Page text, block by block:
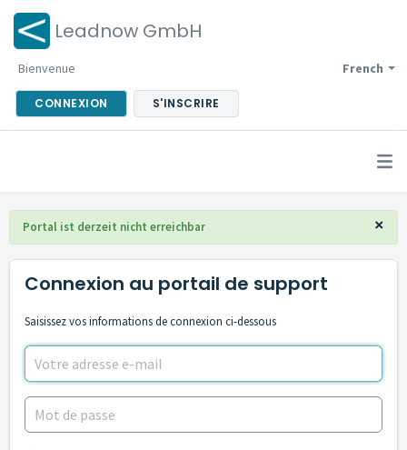
Leadnow GmbH
French
Bienvenue
CONNEXION S'INSCRIRE
×
Portal ist derzeit nicht erreichbar
Connexion au portail de support
Saisissez vos informations de connexion ci-dessous